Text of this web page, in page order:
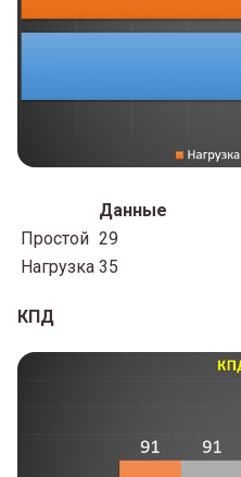
Данные
Простой 29
Нагрузка 35
КПД